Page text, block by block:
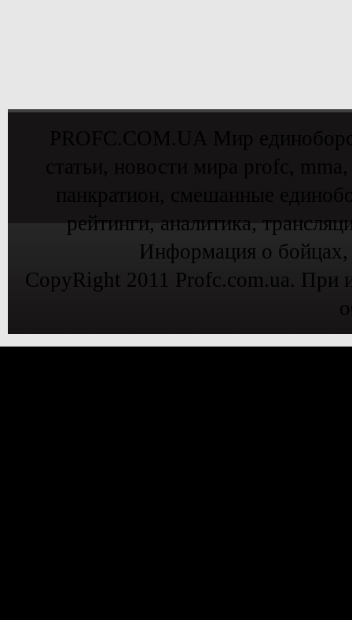
рейтинги, аналитика,
Информация о
CopyRight 2011 Profc.com.ua. При